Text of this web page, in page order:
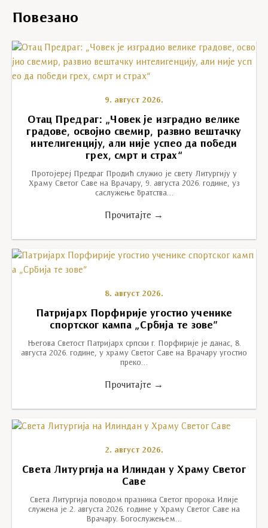
Повезано
9. август 2026.
Отац Предраг: „Човек је изградио велике
градове, освојио свемир, развио вештачку
интелигенцију, али није успео да победи
грех, смрт и страх“
Протојереј Предраг Продић служио је свету Литургију у
Храму Светог Саве на Врачару, 9. августа 2026. године, уз
саслужење братства…
Прочитајте →
8. август 2026.
Патријарх Порфирије угостио ученике
спортског кампа „Србија те зове”
Његова Светост Патријарх српски г. Порфирије је данас, 8.
августа 2026. године, у храму Светог Саве на Врачару угостио
преко…
Прочитајте →
2. август 2026.
Света Литургија на Илиндан у Храму Светог
Саве
Света Литургија поводом празника Светог пророка Илије
служена је 2. августа 2026. године у Храму Светог Саве на
Врачару. Богослужењем…